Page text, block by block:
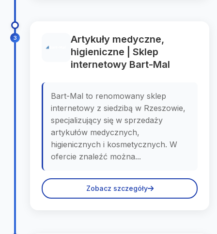
3
Artykuły medyczne,
higieniczne | Sklep
internetowy Bart-Mal
Bart-Mal to renomowany sklep
internetowy z siedzibą w Rzeszowie,
specjalizujący się w sprzedaży
artykułów medycznych,
higienicznych i kosmetycznych. W
ofercie znaleźć można...
Zobacz szczegóły